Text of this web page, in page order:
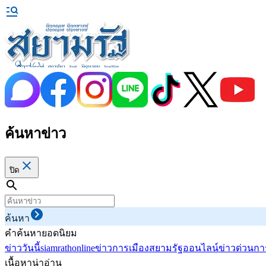
ค้นหาข่าว
ปิด
ค้นหา
คำค้นหายอดนิยม
ข่าววันนี้siamrathonlineข่าวการเมืองสยามรัฐออนไลน์ข่าวด่วนก
เนื้อหาน่าอ่าน